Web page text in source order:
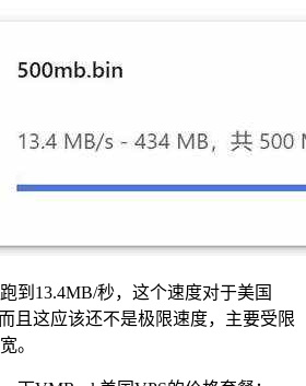
到13.4MB/秒，这个速度对于美国
且这应该还不是极限速度，主要受限
。